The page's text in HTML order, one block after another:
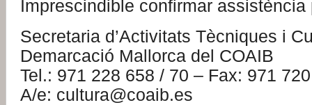
Imprescindible confirmar assistència
Secretaria d’Activitats Tècniques i
Demarcació Mallorca del COAIB
Tel.: 971 228 658 / 70 – Fax: 971
A/e: cultura@coaib.es